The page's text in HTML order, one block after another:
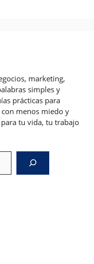
marketing,
simples y
prácticas para
menos miedo y
tu vida, tu trabajo